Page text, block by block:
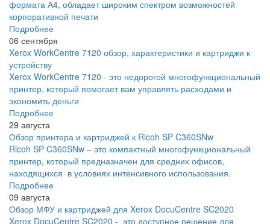
формата А4, обладает широким спектром возможностей
корпоративной печати
Подробнее
06 сентября
Xerox WorkCentre 7120 обзор, характеристики и картриджи к
устройству
Xerox WorkCentre 7120 - это недорогой многофункциональный
принтер, который помогает вам управлять расходами и
экономить деньги
Подробнее
29 августа
Обзор принтера и картриджей к Ricoh SP C360SNw
Ricoh SP C360SNw – это компактный многофункциональный
принтер, который предназначен для средних офисов,
находящихся в условиях интенсивного использования.
Подробнее
09 августа
Обзор МФУ и картриджей для Xerox DocuCentre SC2020
Xerox DocuCentre SC2020 - это доступное решение для